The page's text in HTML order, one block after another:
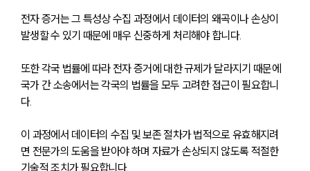
전자 증거는 그 특성상 수집 과정에서 데이터의 왜곡이나 손상이
발생할 수 있기 때문에 매우 신중하게 처리해야 합니다.
또한 각국 법률에 따라 전자 증거에 대한 규제가 달라지기 때문에
국가 간 소송에서는 각국의 법률을 모두 고려한 접근이 필요합니
다.
이 과정에서 데이터의 수집 및 보존 절차가 법적으로 유효해지려
면 전문가의 도움을 받아야 하며 자료가 손상되지 않도록 적절한
기술적 조치가 필요합니다.